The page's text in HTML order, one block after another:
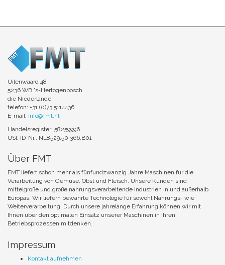
Uilenwaard 48
5236 WB 's-Hertogenbosch
die Niederlande
telefon: +31 (0)73 5114436
E-mail: info@fmt.nl
Handelsregister: 58259996
USt-ID-Nr.: NL8529.50.366.B01
Über FMT
FMT liefert schon mehr als fünfundzwanzig Jahre Maschinen für die
Verarbeitung von Gemüse, Obst und Fleisch. Unsere Kunden sind
mittelgroße und große nahrungsverarbeitende Industrien in und außerhalb
Europas. Wir liefern bewährte Technologie für sowohl Nahrungs- wie
Weiterverarbeitung. Durch unsere jahrelange Erfahrung können wir mit
Ihnen über den optimalen Einsatz unserer Maschinen in Ihren
Betriebsprozessen mitdenken.
Impressum
Kontakt aufnehmen